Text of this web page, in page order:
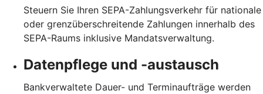
Steuern Sie Ihren SEPA-Zahlungsverkehr für nationale
oder grenzüberschreitende Zahlungen innerhalb des
SEPA-Raums inklusive Mandatsverwaltung.
Datenpflege und -austausch
Bankverwaltete Dauer- und Terminaufträge werden